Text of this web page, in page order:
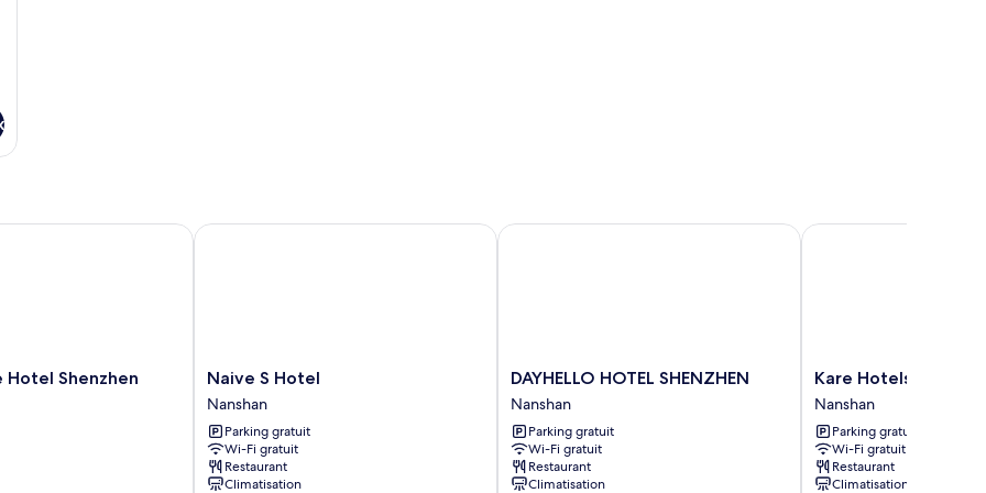
Hotel Shenzhen
Shenzhen
Naive
S
Hotel
Nanshan
Naive S Hotel
Nanshan
Parking gratuit
Wi-Fi gratuit
Restaurant
Climatisation
Naive S Hotel
DAYHELLO
HOTEL
SHENZHEN
Nanshan
DAYHELLO HOTEL SHENZHEN
Nanshan
Parking gratuit
Wi-Fi gratuit
Restaurant
Climatisation
DAYHELLO HOTEL SHENZHEN
Kare
Hotels
Nanshan
Kare Hotels
Nanshan
Parking gratuit
Wi-Fi gratuit
Restaurant
Climatisation
Kare Hotels